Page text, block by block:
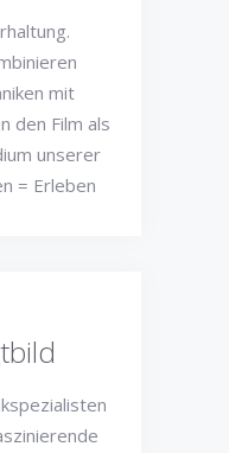
mit
den Film als
unserer
= Erleben